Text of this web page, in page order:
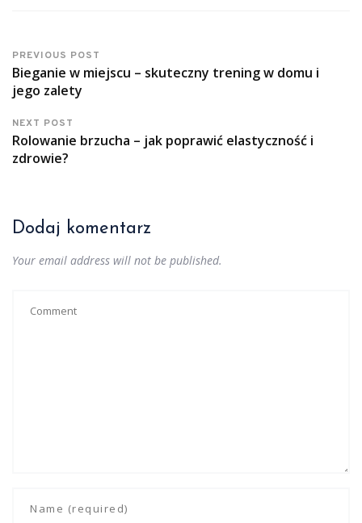
PREVIOUS POST
Bieganie w miejscu – skuteczny trening w domu i
jego zalety
NEXT POST
Rolowanie brzucha – jak poprawić elastyczność i
zdrowie?
Dodaj komentarz
Your email address will not be published.